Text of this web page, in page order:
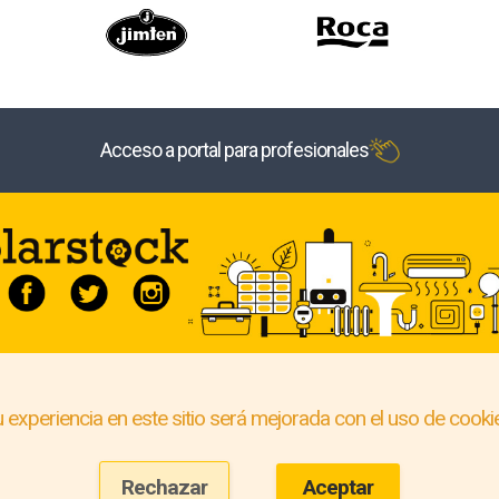
Acceso a portal para profesionales
experiencia en este sitio será mejorada con el uso de
Rechazar Aceptar